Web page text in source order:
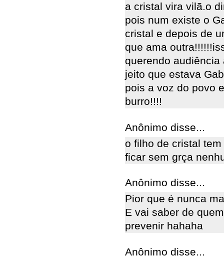
a cristal vira vilã.o
pois num existe o
cristal e depois de
que ama
querendo
jeito que estava
pois a voz do povo
burro!!!!
Anônimo disse...
o filho de cristal
ficar sem grça
Anônimo disse...
Pior que é nunca
E vai saber de
prevenir hahaha
Anônimo disse...